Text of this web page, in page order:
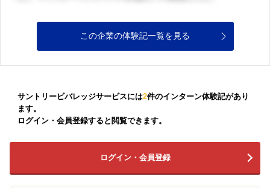
この企業の体験記一覧を見る
サントリービバレッジサービスには2件のインターン体験記があり
ます。
ログイン・会員登録すると閲覧できます。
ログイン・会員登録